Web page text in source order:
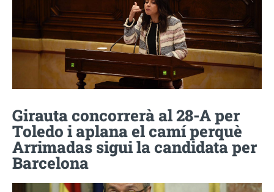
Girauta concorrerà al 28-A per
Toledo i aplana el camí perquè
Arrimadas sigui la candidata per
Barcelona